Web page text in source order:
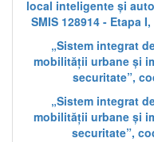
local inteligente și
SMIS 128914 - Etapa
„Sistem integrat
mobilității urbane și
securitate”,
„Sistem integrat
mobilității urbane și
securitate”,